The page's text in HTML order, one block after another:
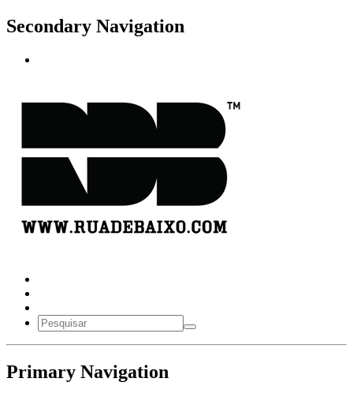
Secondary Navigation
Primary Navigation